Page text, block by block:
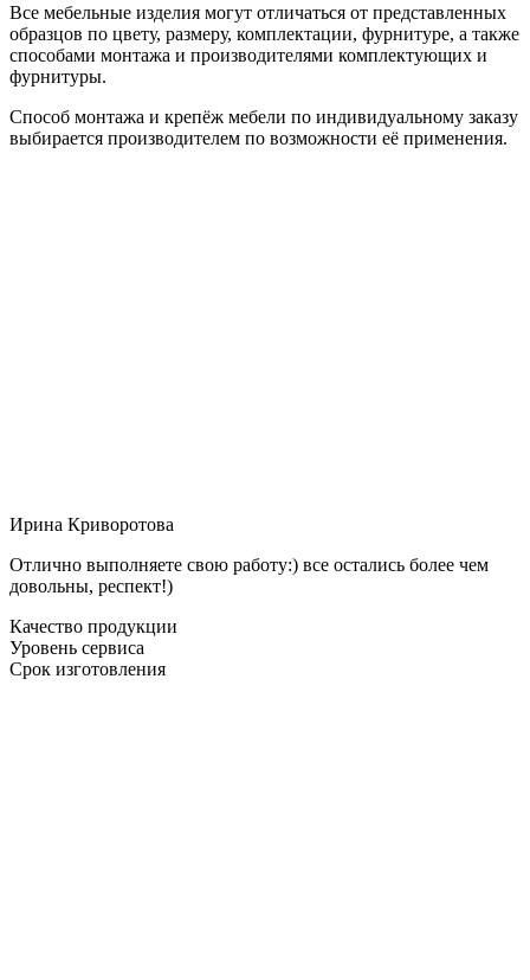
Все мебельные изделия могут отличаться от представленных
образцов по цвету, размеру, комплектации, фурнитуре, а также
способами монтажа и производителями комплектующих и
фурнитуры.
Способ монтажа и крепёж мебели по индивидуальному заказу
выбирается производителем по возможности её применения.
Ирина Криворотова
Отлично выполняете свою работу:) все остались более чем
довольны, респект!)
Качество продукции
Уровень сервиса
Срок изготовления